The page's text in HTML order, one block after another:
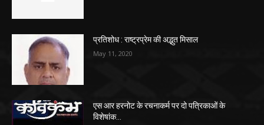
प्रतिशोध : राष्ट्रप्रेम की अद्भुत मिसाल
May 11, 2020
एस आर हरनोट के रचनाकर्म पर दो पत्रिकाओं के
विशेषांक…